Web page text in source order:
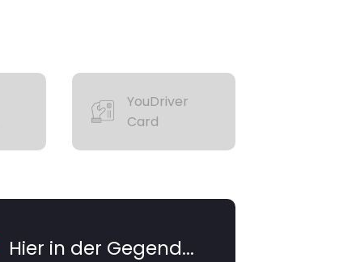
YouDriver
Card
Hier in der Gegend...